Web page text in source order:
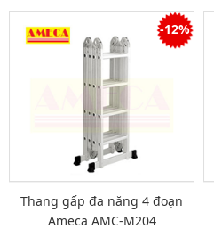
-12%
Thang gấp đa năng 4 đoạn
Ameca AMC-M204